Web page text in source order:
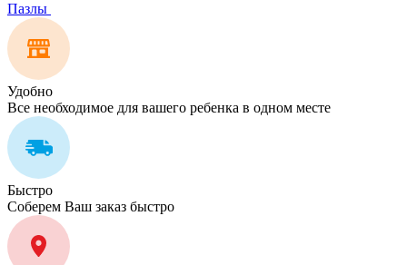
Пазлы
Удобно
Все необходимое для вашего ребенка в одном месте
Быстро
Соберем Ваш заказ быстро